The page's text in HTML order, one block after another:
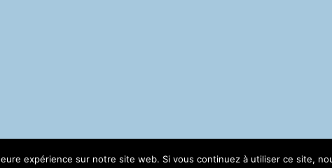
expérience sur notre site web. Si vous continuez à utiliser ce site,